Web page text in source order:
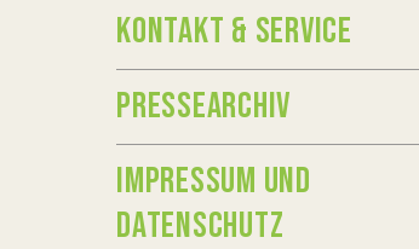
KONTAKT & SERVICE
PRESSEARCHIV
IMPRESSUM UND
DATENSCHUTZ